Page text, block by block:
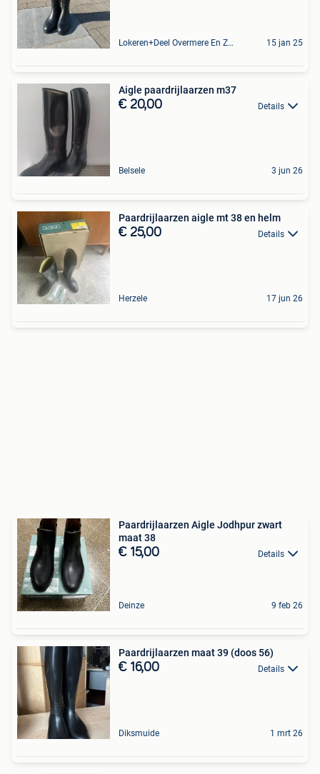
Lokeren+Deel Overmere En Zele 15 jan 25
Aigle paardrijlaarzen m37
€ 20,00 Details
Belsele 3 jun 26
Paardrijlaarzen aigle mt 38 en helm
€ 25,00 Details
Herzele 17 jun 26
Paardrijlaarzen Aigle Jodhpur zwart
maat 38
€ 15,00 Details
Deinze 9 feb 26
Paardrijlaarzen maat 39 (doos 56)
€ 16,00 Details
Diksmuide 1 mrt 26